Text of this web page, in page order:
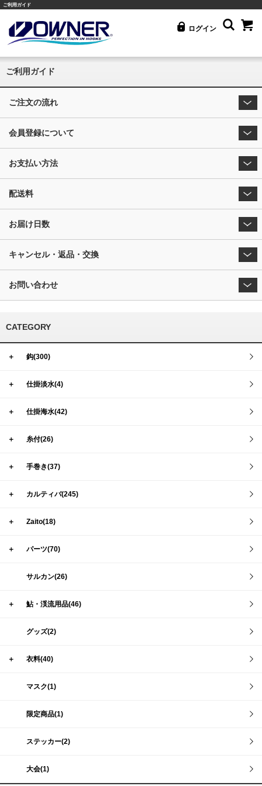
ご利用ガイド
ログイン
ご利用ガイド
ご注文の流れ
会員登録について
お支払い方法
配送料
お届け日数
キャンセル・返品・交換
お問い合わせ
CATEGORY
＋ 鈎(300)
＋ 仕掛淡水(4)
＋ 仕掛海水(42)
＋ 糸付(26)
＋ 手巻き(37)
＋ カルティバ(245)
＋ Zaito(18)
＋ パーツ(70)
サルカン(26)
＋ 鮎・渓流用品(46)
グッズ(2)
＋ 衣料(40)
マスク(1)
限定商品(1)
ステッカー(2)
大会(1)